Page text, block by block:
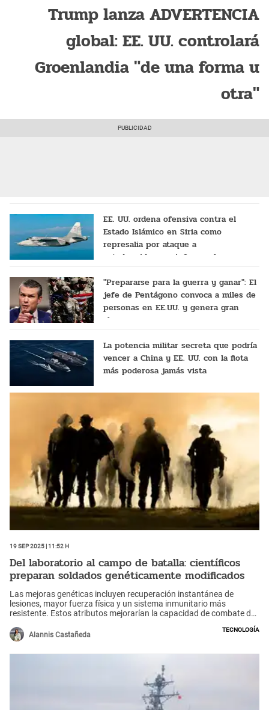
Trump lanza ADVERTENCIA
global: EE. UU. controlará
Groenlandia "de una forma u
otra"
EE. UU. ordena ofensiva contra el
Estado Islámico en Siria como
represalia por ataque a
estadounidenses, informa el
"Prepararse para la guerra y ganar": El
jefe de Pentágono convoca a miles de
personas en EE.UU. y genera gran
alarma
La potencia militar secreta que podría
vencer a China y EE. UU. con la flota
más poderosa jamás vista
19 Sep 2025 | 11:52 h
Del laboratorio al campo de batalla: científicos
preparan soldados genéticamente modificados
Las mejoras genéticas incluyen recuperación instantánea de
lesiones, mayor fuerza física y un sistema inmunitario más
resistente. Estos atributos mejorarían la capacidad de combate de
Alannis Castañeda
Tecnología